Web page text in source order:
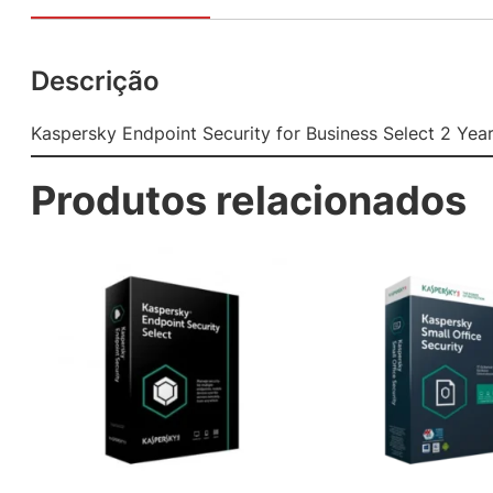
Descrição
Kaspersky Endpoint Security for Business Select 2
Produtos relacionados